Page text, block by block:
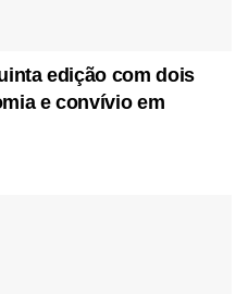
edição com dois
e convívio em